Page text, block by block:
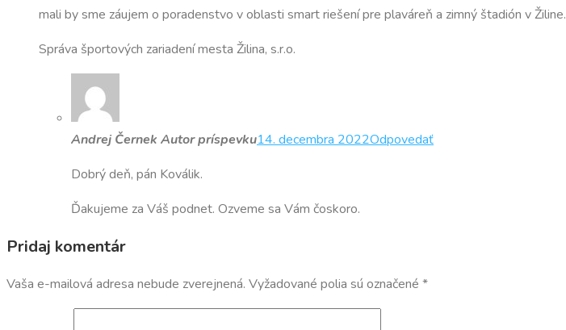
mali by sme záujem o poradenstvo v oblasti smart riešení pre plaváreň a zimný štadión v Žiline.
Správa športových zariadení mesta Žilina, s.r.o.
Andrej Černek Autor príspevku14. decembra 2022Odpovedať
Dobrý deň, pán Koválik.
Ďakujeme za Váš podnet. Ozveme sa Vám čoskoro.
Pridaj komentár
Vaša e-mailová adresa nebude zverejnená. Vyžadované polia sú označené *